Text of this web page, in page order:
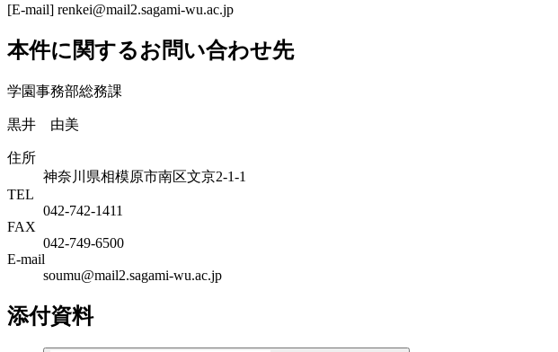
[E-mail] renkei@mail2.sagami-wu.ac.jp
本件に関するお問い合わせ先
学園事務部総務課
黒井 由美
住所
神奈川県相模原市南区文京2-1-1
TEL
042-742-1411
FAX
042-749-6500
E-mail
soumu@mail2.sagami-wu.ac.jp
添付資料